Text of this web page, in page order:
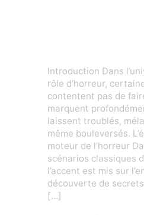
Introduction Dans
rôle d’horreur,
contentent pas de
marquent
laissent troublés,
même bouleversés.
moteur de l’horreur
scénarios classiques
l’accent est mis sur
découverte de
[…]